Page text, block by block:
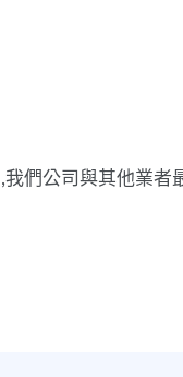
們公司與其他業